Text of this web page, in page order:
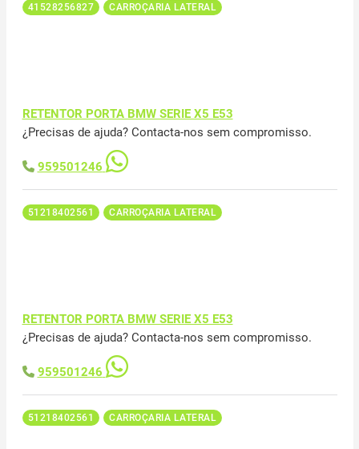
41528256827 CARROÇARIA LATERAL
RETENTOR PORTA BMW SERIE X5 E53
¿Precisas de ajuda? Contacta-nos sem compromisso.
959501246
51218402561 CARROÇARIA LATERAL
RETENTOR PORTA BMW SERIE X5 E53
¿Precisas de ajuda? Contacta-nos sem compromisso.
959501246
51218402561 CARROÇARIA LATERAL